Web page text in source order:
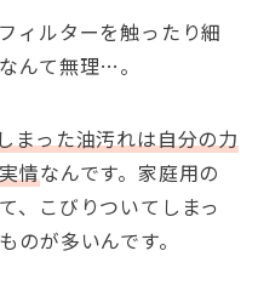
ィルターを触ったり細
んて無理…。
まった油汚れは自分の力
情なんです。家庭用の
、こびりついてしまっ
のが多いんです。